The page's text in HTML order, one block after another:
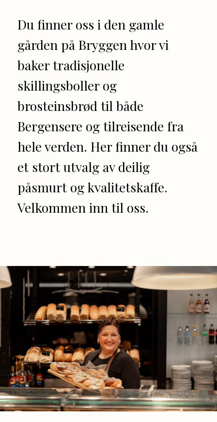
Du finner oss i den gamle
gården på Bryggen hvor vi
baker tradisjonelle
skillingsboller og
brosteinsbrød til både
Bergensere og tilreisende fra
hele verden. Her finner du også
et stort utvalg av deilig
påsmurt og kvalitetskaffe.
Velkommen inn til oss.